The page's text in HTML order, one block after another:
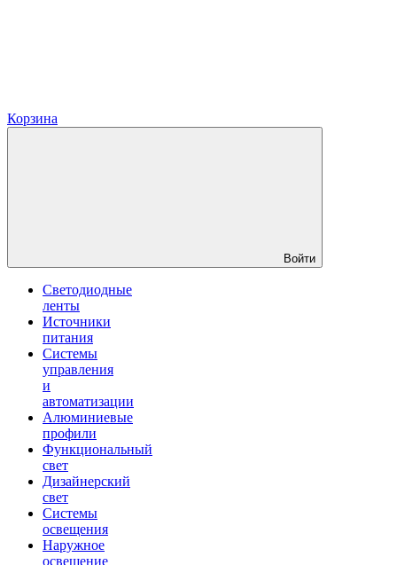
Корзина
Войти
Светодиодные
ленты
Источники
питания
Системы
управления
и
автоматизации
Алюминиевые
профили
Функциональный
свет
Дизайнерский
свет
Системы
освещения
Наружное
освещение